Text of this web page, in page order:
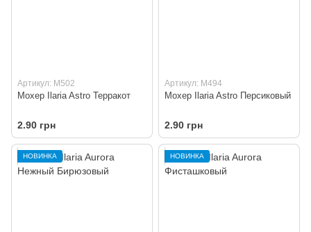
Артикул: M502
Мохер Ilaria Astro Терракот
2.90 грн
Артикул: M494
Мохер Ilaria Astro Персиковый
2.90 грн
НОВИНКА НОВИНКА